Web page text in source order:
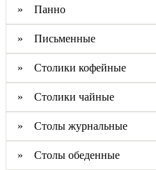
» Панно
» Письменные
» Столики кофейные
» Столики чайные
» Столы журнальные
» Столы обеденные